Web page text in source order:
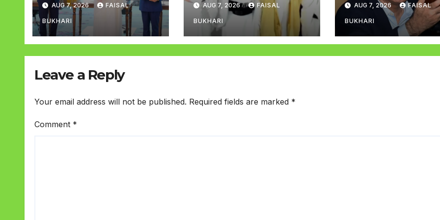
تصور ہوگا
AUG 7, 2026 FAISAL
BUKHARI
AUG 7, 2026 FAISAL
BUKHARI
مراد علی شاہ
AUG 7, 2026 FAISAL
BUKHARI
Leave a Reply
Your email address will not be published. Required fields are marked *
Comment *